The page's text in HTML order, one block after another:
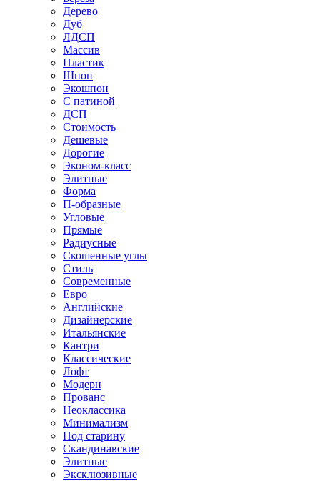
Дерево
Дуб
ЛДСП
Массив
Пластик
Шпон
Экошпон
С патиной
ДСП
Стоимость
Дешевые
Дорогие
Эконом-класс
Элитные
Форма
П-образные
Угловые
Прямые
Радиусные
Скошенные углы
Стиль
Современные
Евро
Английские
Дизайнерские
Итальянские
Кантри
Классические
Лофт
Модерн
Прованс
Неоклассика
Минимализм
Под старину
Скандинавские
Элитные
Эксклюзивные